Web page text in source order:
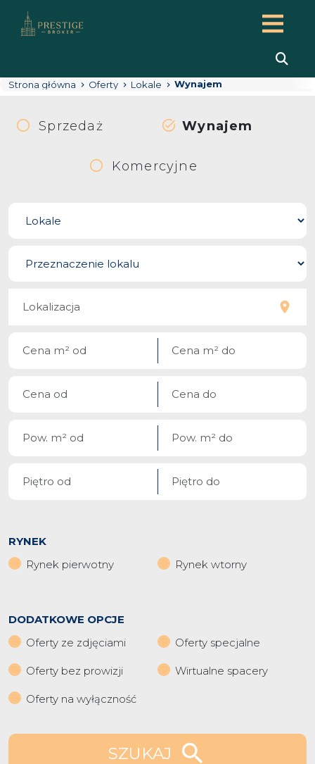
Strona główna Oferty Lokale Wynajem
Sprzedaż Wynajem
Komercyjne
RYNEK
Rynek pierwotny
Rynek wtorny
DODATKOWE OPCJE
Oferty ze zdjęciami
Oferty specjalne
Oferty bez prowizji Wirtualne spacery
Oferty na wyłączność
SZUKAJ